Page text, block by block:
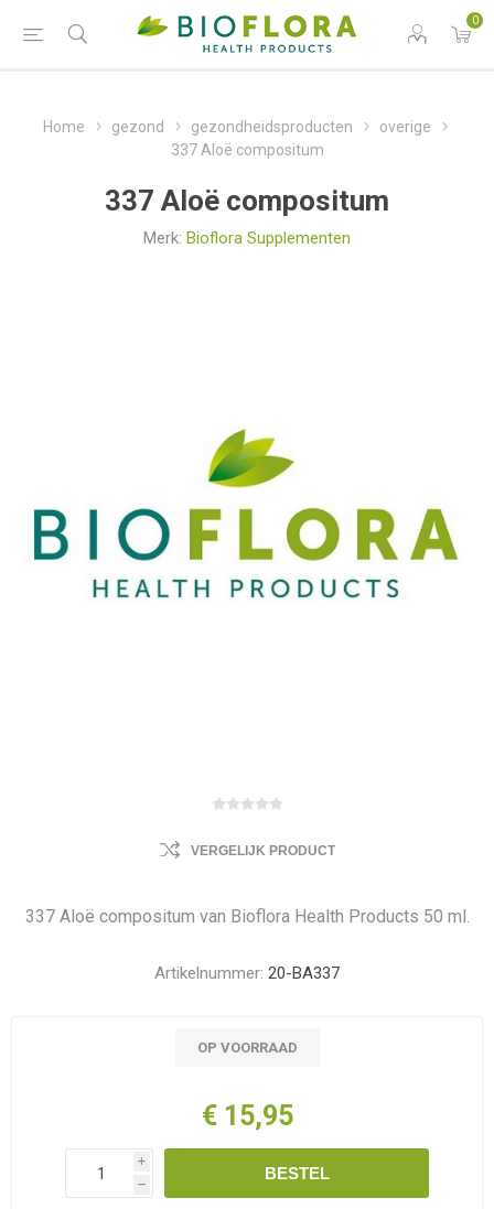
0
Home gezond gezondheidsproducten
overige
337 Aloë compositum
337 Aloë compositum
Merk: Bioflora Supplementen
VERGELIJK PRODUCT
337 Aloë compositum van Bioflora Health Products 50 ml.
Artikelnummer: 20-BA337
OP VOORRAAD
€ 15,95
i
h
BESTEL